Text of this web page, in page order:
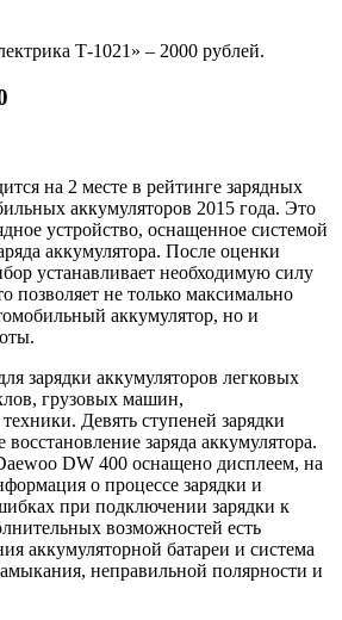
Т-1021» – 2000 рублей.
на 2 месте в рейтинге зарядных
аккумуляторов 2015 года. Это
устройство, оснащенное системой
аккумулятора. После оценки
устанавливает необходимую силу
позволяет не только максимально
аккумулятор, но и
зарядки аккумуляторов легковых
грузовых машин,
Девять ступеней зарядки
заряда аккумулятора.
DW 400 оснащено дисплеем, на
о процессе зарядки и
при подключении зарядки к
возможностей есть
аккумуляторной батареи и система
неправильной полярности и